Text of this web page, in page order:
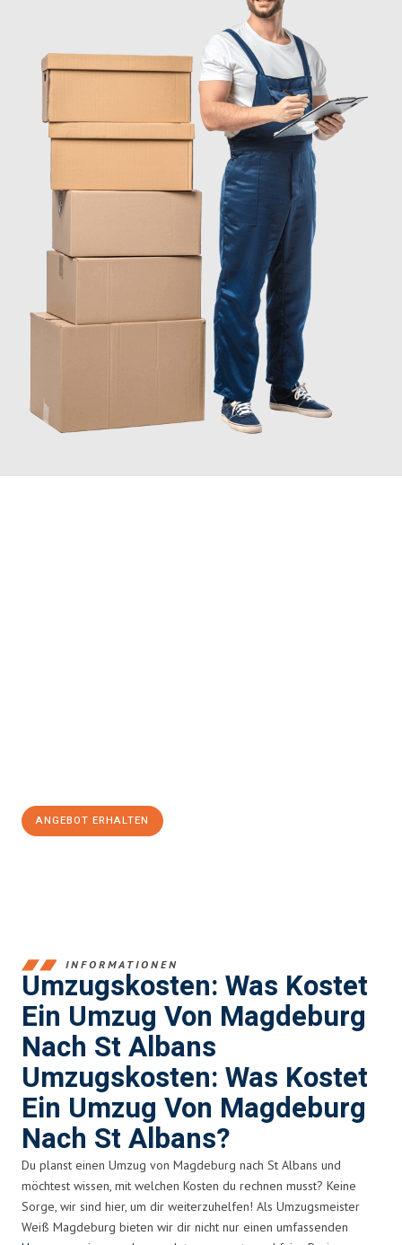
ANGEBOT ERHALTEN
INFORMATIONEN
Umzugskosten: Was Kostet
Ein Umzug Von Magdeburg
Nach St Albans
Umzugskosten: Was Kostet
Ein Umzug Von Magdeburg
Nach St Albans?
Du planst einen Umzug von Magdeburg nach St Albans und
möchtest wissen, mit welchen Kosten du rechnen musst? Keine
Sorge, wir sind hier, um dir weiterzuhelfen! Als Umzugsmeister
Weiß Magdeburg bieten wir dir nicht nur einen umfassenden